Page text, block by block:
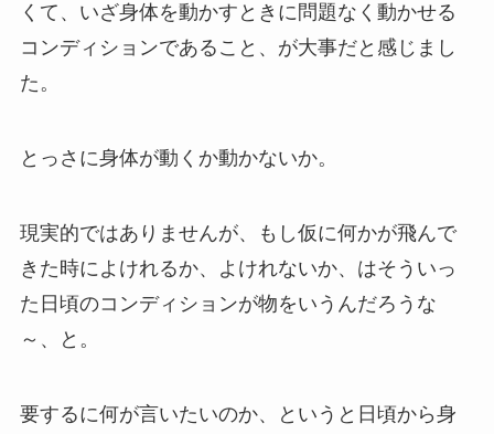
くて、いざ身体を動かすときに問題なく動かせる
コンディションであること、が大事だと感じまし
た。
とっさに身体が動くか動かないか。
現実的ではありませんが、もし仮に何かが飛んで
きた時によけれるか、よけれないか、はそういっ
た日頃のコンディションが物をいうんだろうな
～、と。
要するに何が言いたいのか、というと日頃から身